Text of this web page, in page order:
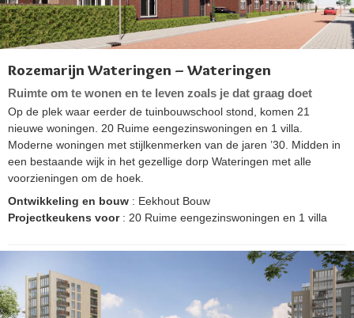
Rozemarijn Wateringen – Wateringen
Ruimte om te wonen en te leven zoals je dat graag doet
Op de plek waar eerder de tuinbouwschool stond, komen 21
nieuwe woningen. 20 Ruime eengezinswoningen en 1 villa.
Moderne woningen met stijlkenmerken van de jaren ’30. Midden in
een bestaande wijk in het gezellige dorp Wateringen met alle
voorzieningen om de hoek.
Ontwikkeling en bouw : Eekhout Bouw
Projectkeukens voor: 20 Ruime eengezinswoningen en 1 villa